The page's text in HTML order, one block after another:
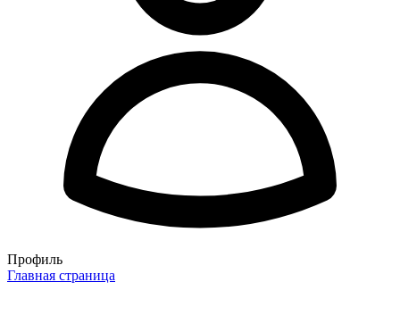
Профиль
Главная страница